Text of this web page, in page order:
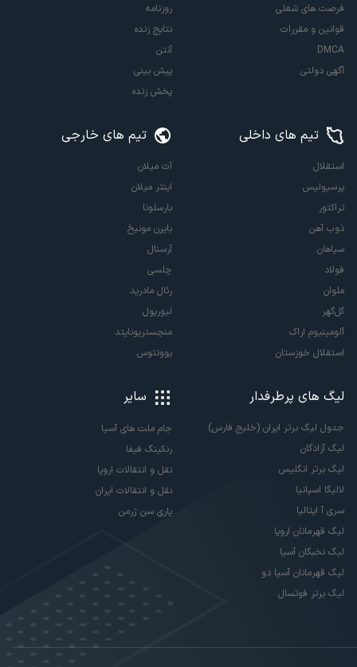
فرصت های شغلی
قوانین و مقررات
DMCA
آگهی دولتی
روزنامه
نتایج زنده
آنتن
پیش بینی
پخش زنده
تیم های داخلی
استقلال
پرسپولیس
تراکتور
ذوب آهن
سپاهان
فولاد
ملوان
گل‌گهر
آلومینیوم اراک
استقلال خوزستان
تیم های خارجی
آث میلان
اینتر میلان
بارسلونا
بایرن مونیخ
آرسنال
چلسی
رئال مادرید
لیورپول
منچستریونایتد
یوونتوس
لیگ های پرطرفدار
جدول لیگ برتر ایران (خلیج فارس)
لیگ آزادگان
لیگ برتر انگلیس
لالیگا اسپانیا
سری آ ایتالیا
لیگ قهرمانان اروپا
لیگ نخبگان آسیا
لیگ قهرمانان آسیا دو
لیگ برتر فوتسال
سایر
جام ملت های آسیا
رنکینگ فیفا
نقل و انتقالات اروپا
نقل و انتقالات ایران
پاری سن ژرمن